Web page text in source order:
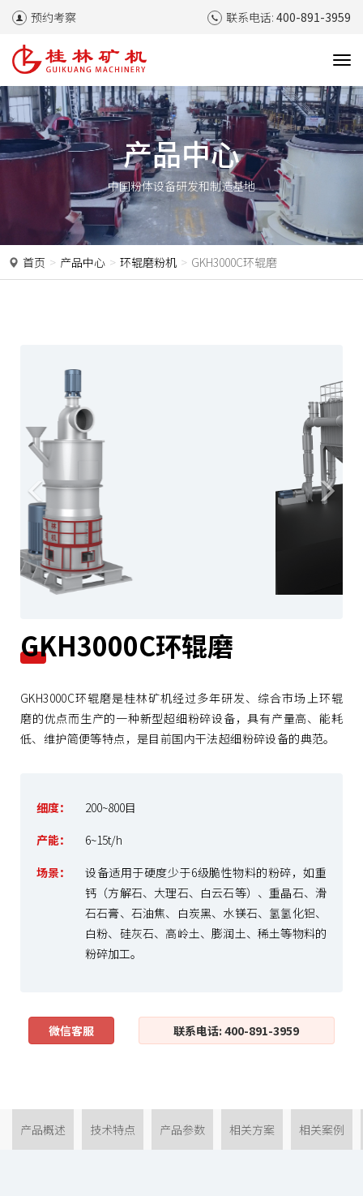
预约考察 联系电话: 400-891-3959
T
g
g
l
e
g
t
产品中心
中国粉体设备研发和制造基地
首页 产品中心 环辊磨粉机 GKH3000C环辊磨
v
u
s
e
x
t
GKH3000C环辊磨
GKH3000C环辊磨是桂林矿机经过多年研发、综合市场上环辊
磨的优点而生产的一种新型超细粉碎设备，具有产量高、能耗
低、维护简便等特点，是目前国内干法超细粉碎设备的典范。
细度：
200~800目
产能：
6~15t/h
场景：
设备适用于硬度少于6级脆性物料的粉碎，如重
钙（方解石、大理石、白云石等）、重晶石、滑
石石膏、石油焦、白炭黑、水镁石、氢氢化铝、
白粉、硅灰石、高岭土、膨润土、稀土等物料的
粉碎加工。
微信客服 联系电话: 400-891-3959
产品概述 技术特点 产品参数 相关方案 相关案例